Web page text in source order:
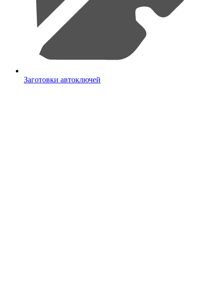
Заготовки автоключей